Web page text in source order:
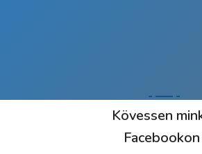
Kövessen
Facebookon